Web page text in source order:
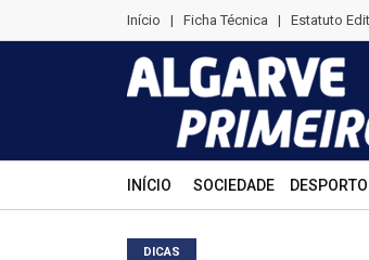
Início | Ficha Técnica | Estatuto
INÍCIO SOCIEDADE DESPORTO
DICAS